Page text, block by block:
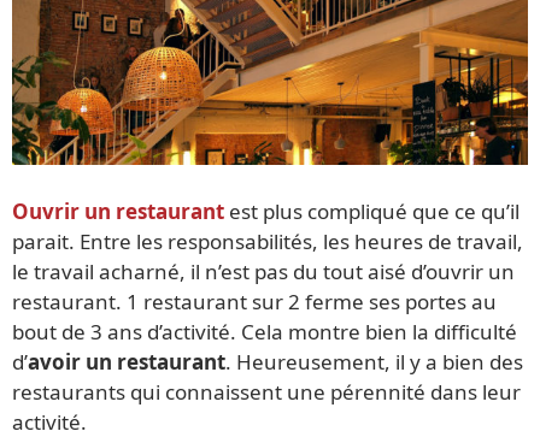
Ouvrir un restaurant est plus compliqué que ce qu’il
parait. Entre les responsabilités, les heures de travail,
le travail acharné, il n’est pas du tout aisé d’ouvrir un
restaurant. 1 restaurant sur 2 ferme ses portes au
bout de 3 ans d’activité. Cela montre bien la difficulté
d’avoir un restaurant. Heureusement, il y a bien des
restaurants qui connaissent une pérennité dans leur
activité.